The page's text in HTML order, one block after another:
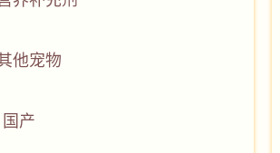
他宠物
国产